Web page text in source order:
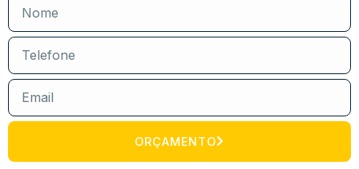
ORÇAMENTO